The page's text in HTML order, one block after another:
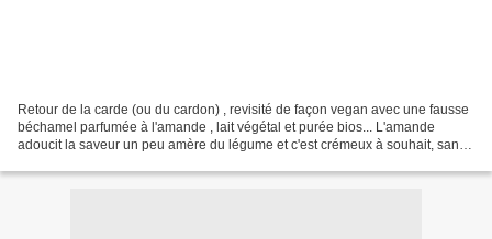
Retour de la carde (ou du cardon) , revisité de façon vegan avec une fausse
béchamel parfumée à l'amande , lait végétal et purée bios... L'amande
adoucit la saveur un peu amère du légume et c'est crémeux à souhait, sans